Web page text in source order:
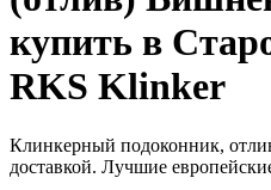
купить в
RKS Klinker
Клинкерный подоконник,
доставкой. Лучшие